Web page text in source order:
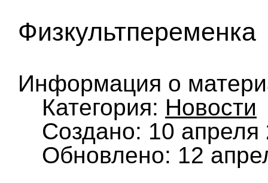
Физкультпеременка
Информация о
Категория: Новости
Создано: 10 апреля
Обновлено: 12